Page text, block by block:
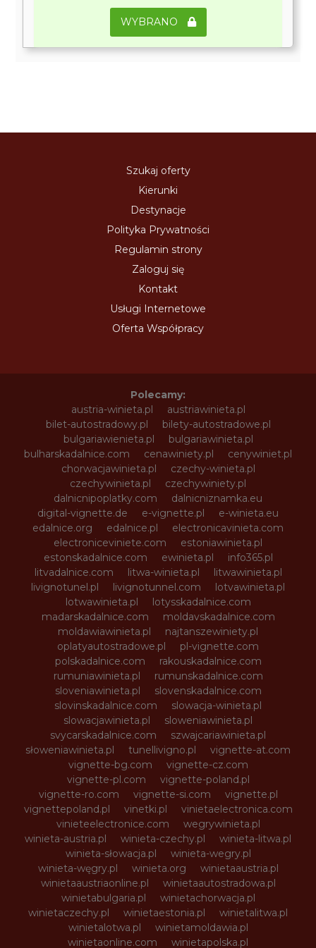
WYBRANO
Szukaj oferty
Kierunki
Destynacje
Polityka Prywatności
Regulamin strony
Zaloguj się
Kontakt
Usługi Internetowe
Oferta Współpracy
Polecamy:
austria-winieta.pl
austriawinieta.pl
bilet-autostradowy.pl
bilety-autostradowe.pl
bulgariawienieta.pl
bulgariawinieta.pl
bulharskadalnice.com
cenawiniety.pl
cenywiniet.pl
chorwacjawinieta.pl
czechy-winieta.pl
czechywinieta.pl
czechywiniety.pl
dalnicnipoplatky.com
dalnicniznamka.eu
digital-vignette.de
e-vignette.pl
e-winieta.eu
edalnice.org
edalnice.pl
electronicavinieta.com
electroniceviniete.com
estoniawinieta.pl
estonskadalnice.com
ewinieta.pl
info365.pl
litvadalnice.com
litwa-winieta.pl
litwawinieta.pl
livignotunel.pl
livignotunnel.com
lotvawinieta.pl
lotwawinieta.pl
lotysskadalnice.com
madarskadalnice.com
moldavskadalnice.com
moldawiawinieta.pl
najtanszewiniety.pl
oplatyautostradowe.pl
pl-vignette.com
polskadalnice.com
rakouskadalnice.com
rumuniawinieta.pl
rumunskadalnice.com
sloveniawinieta.pl
slovenskadalnice.com
slovinskadalnice.com
slowacja-winieta.pl
slowacjawinieta.pl
sloweniawinieta.pl
svycarskadalnice.com
szwajcariawinieta.pl
słoweniawinieta.pl
tunellivigno.pl
vignette-at.com
vignette-bg.com
vignette-cz.com
vignette-pl.com
vignette-poland.pl
vignette-ro.com
vignette-si.com
vignette.pl
vignettepoland.pl
vinetki.pl
vinietaelectronica.com
vinieteelectronice.com
wegrywinieta.pl
winieta-austria.pl
winieta-czechy.pl
winieta-litwa.pl
winieta-słowacja.pl
winieta-wegry.pl
winieta-węgry.pl
winieta.org
winietaaustria.pl
winietaaustriaonline.pl
winietaautostradowa.pl
winietabulgaria.pl
winietachorwacja.pl
winietaczechy.pl
winietaestonia.pl
winietalitwa.pl
winietalotwa.pl
winietamoldawia.pl
winietaonline.com
winietapolska.pl